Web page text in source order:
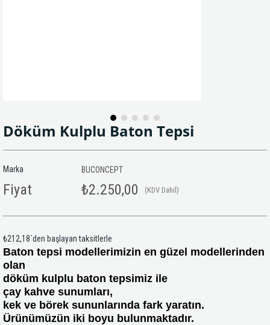
Döküm Kulplu Baton Tepsi
Marka BUCONCEPT
Fiyat ₺2.250,00 (KDV Dahil)
₺212,18`den başlayan taksitlerle
Baton tepsi modellerimizin en güzel modellerinden
olan
döküm kulplu baton tepsimiz ile
çay kahve sunumları,
kek ve börek sununlarında fark yaratın.
Ürünümüzün iki boyu bulunmaktadır.